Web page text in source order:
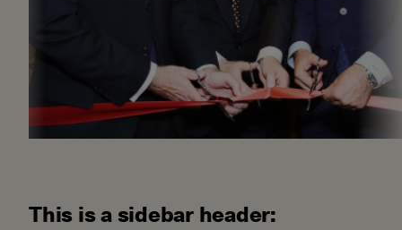
This is a sidebar header: